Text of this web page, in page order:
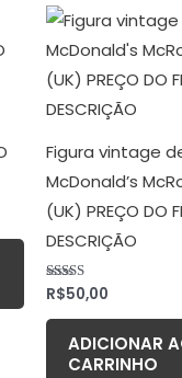
Figura vintage
McDonald’s
(UK) PREÇO DO
DESCRIÇÃO
Avaliação
5.00
de 5
R$50,00
ADICIONAR
CARRINHO